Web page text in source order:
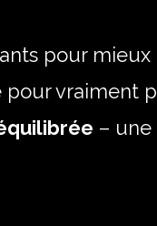
pour
vraiment
–